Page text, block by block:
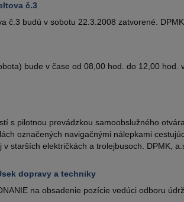
č.3
č.3 budú v sobotu 22.3.2008 zatvorené.
bude v čase od 08,00 hod. do 12,00
s pilotnou prevádzkou samoobslužného
označených navigačnými nálepkami
starších električkách a trolejbusoch. DPMK,
dopravy a techniky
na obsadenie pozície vedúci odboru